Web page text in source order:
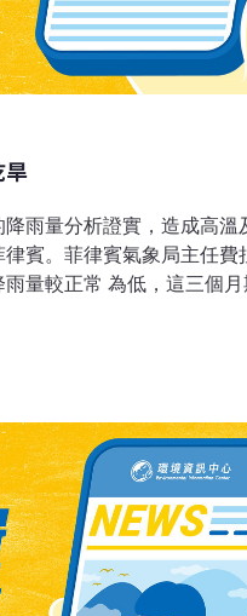
旱
雨量分析證實，造成高溫
賓。菲律賓氣象局主任費
量較正常 為低，這三個月
的經濟損失，損失金額達1